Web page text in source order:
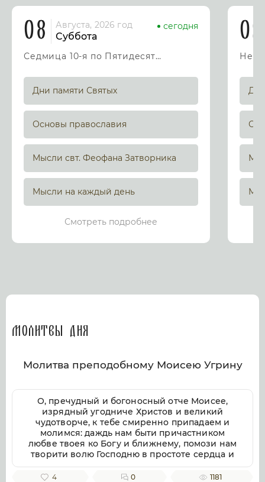
08 Августа, 2026 год
Суббота
сегодня
Седмица 10-я по Пятидесятнице
Дни памяти Святых
Основы православия
Мысли свт. Феофана Затворника
Мысли на каждый день
Смотреть подробнее
09
Молитвы дня
Молитва преподобному Моисею Угрину
О, пречудный и богоносный отче Моисее,
изрядный угодниче Христов и великий
чудотворче, к тебе смиренно припадаем и
молимся: даждь нам быти причастником
любве твоея ко Богу и ближнему, помози нам
творити волю Господню в простоте сердца и
смирении, заповеди Господни совершати
непогрешительно, призри благоутробно на
4 0 1181